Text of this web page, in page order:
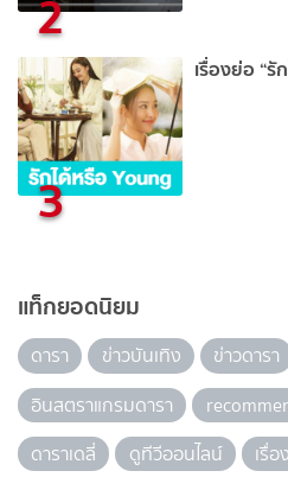
2
3
เรื่องย่อ “รั
แท็กยอดนิยม
ดารา ข่าวบันเทิง ข่าวดารา
อินสตราแกรมดารา
ดาราเดลี่
ดูทีวีออนไลน์ เรื่